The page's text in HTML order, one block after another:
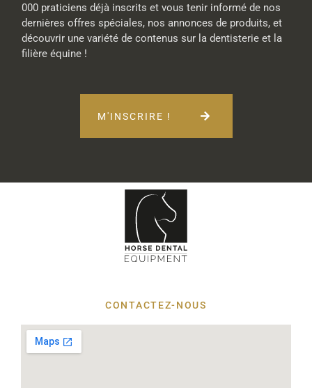
000 praticiens déjà inscrits et vous tenir informé de nos
dernières offres spéciales, nos annonces de produits, et
découvrir une variété de contenus sur la dentisterie et la
filière équine !
M'INSCRIRE !
CONTACTEZ-NOUS